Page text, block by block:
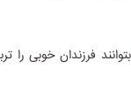
فرزندان خوبی را